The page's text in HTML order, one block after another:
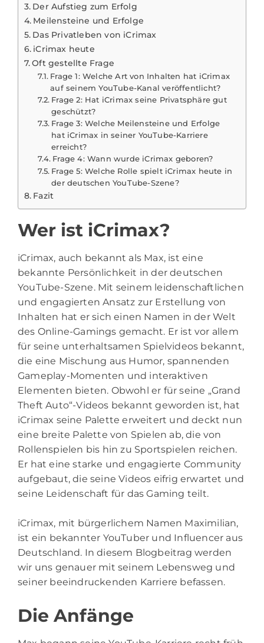
Der Aufstieg zum Erfolg
Meilensteine und Erfolge
Das Privatleben von iCrimax
iCrimax heute
Oft gestellte Frage
Frage 1: Welche Art von Inhalten hat iCrimax
auf seinem YouTube-Kanal veröffentlicht?
Frage 2: Hat iCrimax seine Privatsphäre gut
geschützt?
Frage 3: Welche Meilensteine und Erfolge
hat iCrimax in seiner YouTube-Karriere
erreicht?
Frage 4: Wann wurde iCrimax geboren?
Frage 5: Welche Rolle spielt iCrimax heute in
der deutschen YouTube-Szene?
Fazit
Wer ist iCrimax?
iCrimax, auch bekannt als Max, ist eine
bekannte Persönlichkeit in der deutschen
YouTube-Szene. Mit seinem leidenschaftlichen
und engagierten Ansatz zur Erstellung von
Inhalten hat er sich einen Namen in der Welt
des Online-Gamings gemacht. Er ist vor allem
für seine unterhaltsamen Spielvideos bekannt,
die eine Mischung aus Humor, spannenden
Gameplay-Momenten und interaktiven
Elementen bieten. Obwohl er für seine „Grand
Theft Auto“-Videos bekannt geworden ist, hat
iCrimax seine Palette erweitert und deckt nun
eine breite Palette von Spielen ab, die von
Rollenspielen bis hin zu Sportspielen reichen.
Er hat eine starke und engagierte Community
aufgebaut, die seine Videos eifrig erwartet und
seine Leidenschaft für das Gaming teilt.
iCrimax, mit bürgerlichem Namen Maximilian,
ist ein bekannter YouTuber und Influencer aus
Deutschland. In diesem Blogbeitrag werden
wir uns genauer mit seinem Lebensweg und
seiner beeindruckenden Karriere befassen.
Die Anfänge